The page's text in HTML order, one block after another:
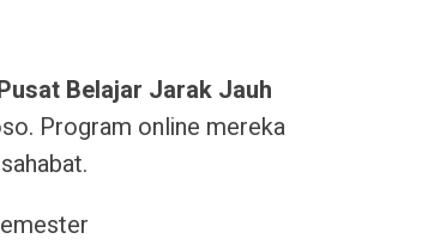
Belajar Jarak Jauh
Program online mereka